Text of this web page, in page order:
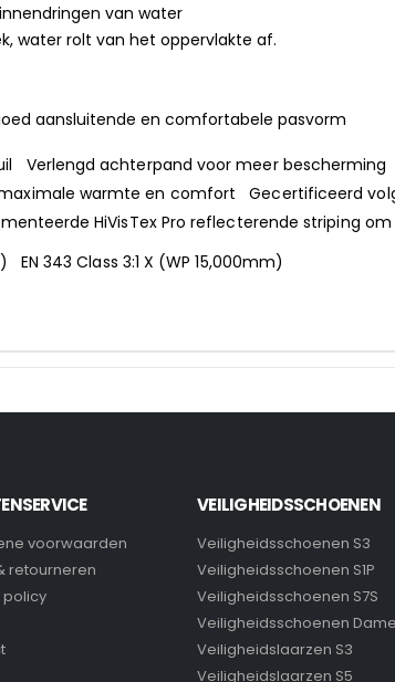
van water
water rolt van het oppervlakte af.
aansluitende en comfortabele pasvorm
Verlengd achterpand voor meer
warmte en comfort Gecertificeerd
HiVisTex Pro reflecterende striping
X) EN 343 Class 3:1 X (WP 15,000mm)
voorwaarden
retourneren
policy
VEILIGHEIDSSCHOENEN
Veiligheidsschoenen S3
Veiligheidsschoenen S1P
Veiligheidsschoenen S7S
Veiligheidsschoenen
Veiligheidslaarzen S3
Veiligheidslaarzen S5